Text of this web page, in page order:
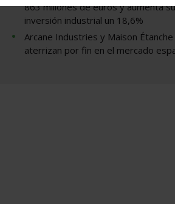
863 millones de euros y aumenta
inversión industrial un 18,6%
Arcane Industries y Maison Étanche
aterrizan por fin en el mercado